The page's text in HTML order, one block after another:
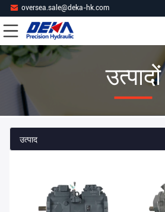
oversea.sale@deka-hk.com
उत्पादों
उत्पाद